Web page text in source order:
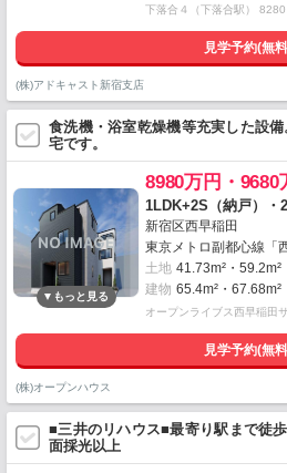
下落合４（下落合駅）
見学予約(無
(株)アドキャスト新宿支店
食洗機・浴室乾燥機等充実した設
宅です。
8980万円・9680
1LDK+2S（納戸）・
新宿区西早稲田
東京メトロ副都心線「
土地 41.73m²・59.2m²
建物 65.4m²・67.68m²
オープンライブス西早稲田
見学予約(無
(株)オープンハウス
■三井のリハウス■最寄り駅まで徒
面採光以上